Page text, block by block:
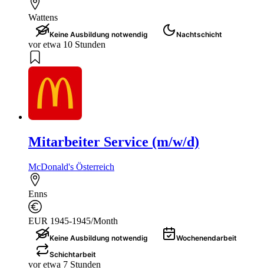
Wattens
Keine Ausbildung notwendig Nachtschicht
vor etwa 10 Stunden
Mitarbeiter Service (m/w/d)
McDonald's Österreich
Enns
EUR 1945-1945/Month
Keine Ausbildung notwendig
Wochenendarbeit
Schichtarbeit
vor etwa 7 Stunden